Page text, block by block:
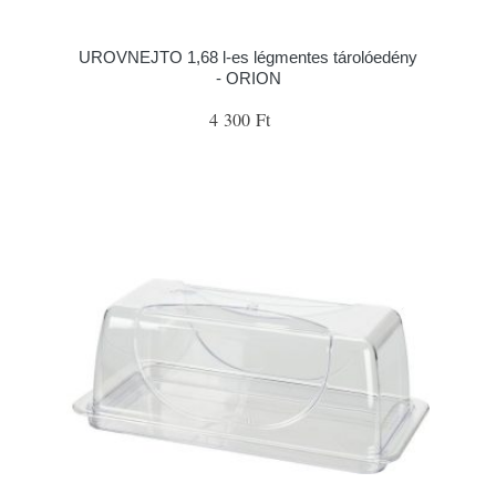
UROVNEJTO 1,68 l-es légmentes tárolóedény
- ORION
4 300 Ft